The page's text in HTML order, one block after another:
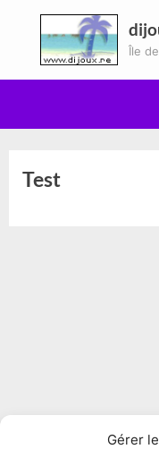
Gérer
content
Île
Test